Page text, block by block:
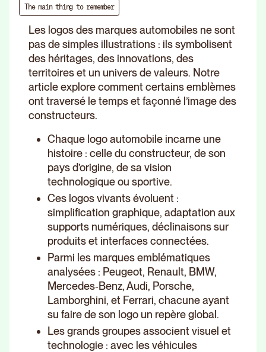
The main thing to remember
Les logos des marques automobiles ne sont
pas de simples illustrations : ils symbolisent
des héritages, des innovations, des
territoires et un univers de valeurs. Notre
article explore comment certains emblèmes
ont traversé le temps et façonné l’image des
constructeurs.
Chaque logo automobile incarne une
histoire : celle du constructeur, de son
pays d’origine, de sa vision
technologique ou sportive.
Ces logos vivants évoluent :
simplification graphique, adaptation aux
supports numériques, déclinaisons sur
produits et interfaces connectées.
Parmi les marques emblématiques
analysées : Peugeot, Renault, BMW,
Mercedes‑Benz, Audi, Porsche,
Lamborghini, et Ferrari, chacune ayant
su faire de son logo un repère global.
Les grands groupes associent visuel et
technologie : avec les véhicules